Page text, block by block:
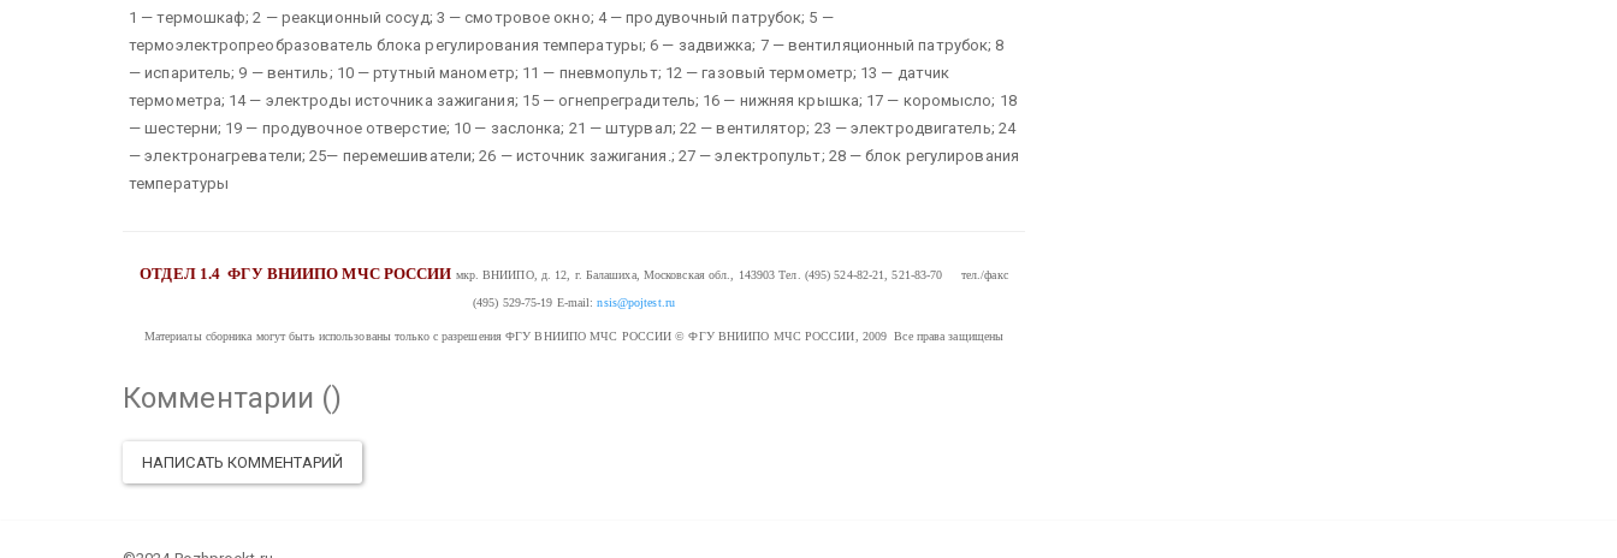
1 — термошкаф; 2 — реакционный сосуд; 3 — смотровое окно; 4 — продувочный патрубок; 5 —
термоэлектропреобразователь блока регулирования температуры; 6 — задвижка; 7 — вентиляционный патрубок; 8
— испаритель; 9 — вентиль; 10 — ртутный манометр; 11 — пневмопульт; 12 — газовый термометр; 13 — датчик
термометра; 14 — электроды источника зажигания; 15 — огнепреградитель; 16 — нижняя крышка; 17 — коромысло; 18
— шестерни; 19 — продувочное отверстие; 10 — заслонка; 21 — штурвал; 22 — вентилятор; 23 — электродвигатель; 24
— электронагреватели; 25— перемешиватели; 26 — источник зажигания.; 27 — электропульт; 28 — блок регулирования
температуры
ОТДЕЛ 1.4ФГУ ВНИИПО МЧС РОССИИ мкр. ВНИИПО, д. 12, г. Балашиха, Московская обл., 143903 Тел. (495) 524-82-21, 521-83-70 тел./факс
(495) 529-75-19 E-mail:nsis@pojtest.ru
Материалы сборника могут быть использованы только с разрешения ФГУ ВНИИПО МЧС РОССИИ © ФГУ ВНИИПО МЧС РОССИИ, 2009 Все права защищены
Комментарии ()
НАПИСАТЬ КОММЕНТАРИЙ